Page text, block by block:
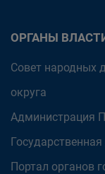
ОРГАНЫ
Совет народных
округа
Администрация
Портал органов